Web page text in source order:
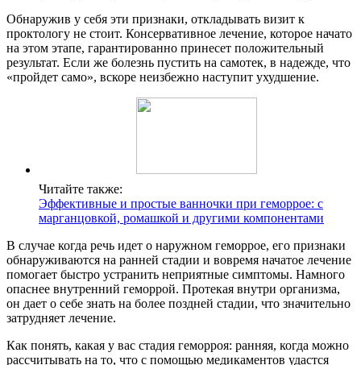
Обнаружив у себя эти признаки, откладывать визит к
проктологу не стоит. Консервативное лечение, которое начато
на этом этапе, гарантированно принесет положительный
результат. Если же болезнь пустить на самотек, в надежде, что
«пройдет само», вскоре неизбежно наступит ухудшение.
Читайте также:
Эффективные и простые ванночки при геморрое: с
марганцовкой, ромашкой и другими компонентами
В случае когда речь идет о наружном геморрое, его признаки
обнаруживаются на ранней стадии и вовремя начатое лечение
помогает быстро устранить неприятные симптомы. Намного
опаснее внутренний геморрой. Протекая внутри организма,
он дает о себе знать на более поздней стадии, что значительно
затрудняет лечение.
Как понять, какая у вас стадия геморроя: ранняя, когда можно
рассчитывать на то, что с помощью медикаментов удастся